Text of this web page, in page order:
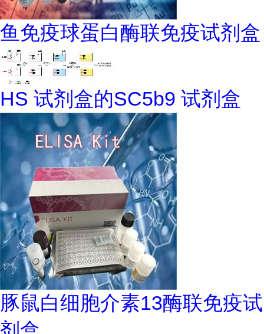
鱼免疫球蛋白酶联免疫试剂盒
HS 试剂盒的SC5b9 试剂盒
豚鼠白细胞介素13酶联免疫试